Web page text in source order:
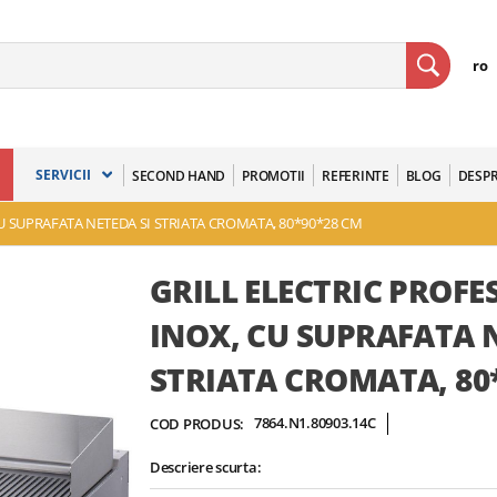
ro
SERVICII SECOND HAND PROMOTII REFERINTE BLOG
SUPRAFATA NETEDA SI STRIATA CROMATA, 80*90*28 CM
GRILL ELECTRIC
INOX, CU SUPRAFATA
STRIATA CROMATA,
COD PRODUS: 7864.N1.80903.14C
Descriere scurta: